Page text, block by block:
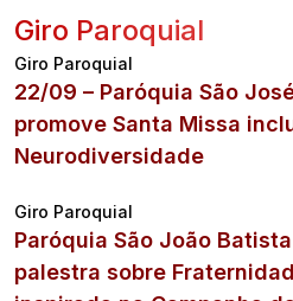
Giro Paroquial
Giro Paroquial
22/09 – Paróquia São
promove Santa Missa
Neurodiversidade
Giro Paroquial
Paróquia São João
palestra sobre